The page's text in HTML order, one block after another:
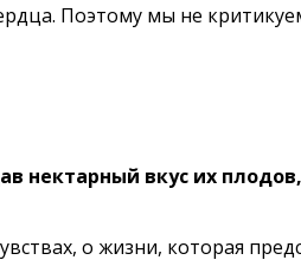
Поэтому мы не
нектарный вкус их
о жизни, которая